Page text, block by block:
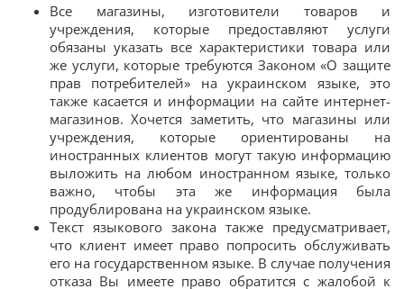
Все магазины, изготовители товаров и
учреждения, которые предоставляют услуги
обязаны указать все характеристики товара или
же услуги, которые требуются Законом «О защите
прав потребителей» на украинском языке, это
также касается и информации на сайте интернет-
магазинов. Хочется заметить, что магазины или
учреждения, которые ориентированы на
иностранных клиентов могут такую информацию
выложить на любом иностранном языке, только
важно, чтобы эта же информация была
продублирована на украинском языке.
Текст языкового закона также предусматривает,
что клиент имеет право попросить обслуживать
его на государственном языке. В случае получения
отказа Вы имеете право обратится с жалобой к